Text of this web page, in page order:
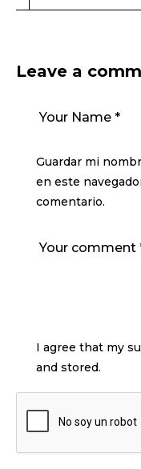
Leave a
Guardar mi
en este
comentario.
I agree that my
and stored.